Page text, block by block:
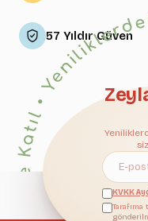
57 Yıldır Güven
Bize Katıl
• Yeniliklerden ilk sen haberdar ol • Bize Katıl • Yeniliklerden ilk sen haberdar ol • Bize Katıl • Yeniliklerden ilk sen haberdar ol • Bize Katıl • Yeniliklerden ilk sen haberdar ol • Bize KVKK